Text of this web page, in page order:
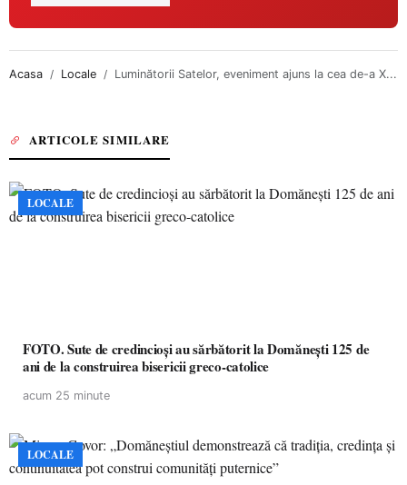
Acasa Locale Luminătorii Satelor, eveniment ajuns la cea de-a X...
ARTICOLE SIMILARE
LOCALE
FOTO. Sute de credincioși au sărbătorit la Domănești 125 de
ani de la construirea bisericii greco-catolice
acum 25 minute
LOCALE